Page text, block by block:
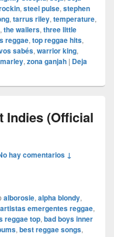
, steel pulse, stephen
, tarrus riley, temperature,
, the wailers, three little
reggae, top reggae hits,
sabés, warrior king,
, zona ganjah | Deja
Indies (Official
hay comentarios ↓
alborosie, alpha blondy,
artistas emergentes reggae,
reggae top, bad boys inner
, best reggae songs,